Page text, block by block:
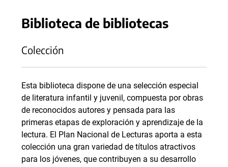
Biblioteca de bibliotecas
Colección
Esta biblioteca dispone de una selección especial
de literatura infantil y juvenil, compuesta por obras
de reconocidos autores y pensada para las
primeras etapas de exploración y aprendizaje de la
lectura. El Plan Nacional de Lecturas aporta a esta
colección una gran variedad de títulos atractivos
para los jóvenes, que contribuyen a su desarrollo